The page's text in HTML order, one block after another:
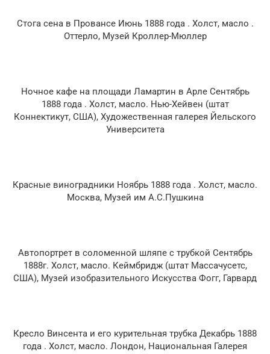
Стога сена в Провансе Июнь 1888 года . Холст, масло .
Оттерло, Музей Кроллер-Мюллер
Ночное кафе на площади Ламартин в Арле Сентябрь
1888 года . Холст, масло. Нью-Хейвен (штат
Коннектикут, США), Художественная галерея Йельского
Университета
Красные виноградники Ноябрь 1888 года . Холст, масло.
Москва, Музей им А.С.Пушкина
Автопортрет в соломенной шляпе с трубкой Сентябрь
1888г. Холст, масло. Кеймбридж (штат Массачусетс,
США), Музей изобразительного Искусства Фогг, Гарвард
Кресло Винсента и его курительная трубка Декабрь 1888
года . Холст, масло. Лондон, Национальная Галерея